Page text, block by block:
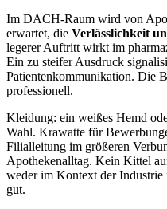
Im DACH-Raum wird von
erwartet, die Verlässlichkeit
legerer Auftritt wirkt im
Ein zu steifer Ausdruck
Patientenkommunikation. Die
professionell.
Kleidung: ein weißes Hemd
Wahl. Krawatte für
Filialleitung im größeren
Apothekenalltag. Kein Kittel
weder im Kontext der
gut.